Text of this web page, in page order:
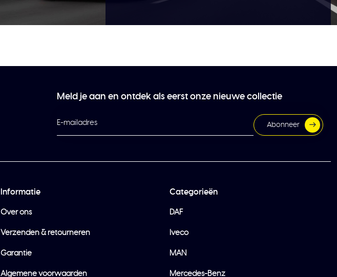
Meld je aan en ontdek als eerst onze nieuwe collectie
Abonneer
Informatie
Over ons
Verzenden & retourneren
Garantie
Algemene voorwaarden
Categorieën
DAF
Iveco
MAN
Mercedes-Benz